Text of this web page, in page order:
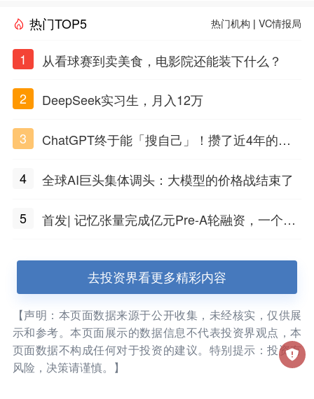
热门TOP5 热门机构 |VC情报局
1 从看球赛到卖美食，电影院还能装下什么？
2 DeepSeek实习生，月入12万
3
ChatGPT终于能「搜自己」！攒了近4年的对
4
全球AI巨头集体调头：大模型的价格战结束了
5
首发| 记忆张量完成亿元Pre-A轮融资，一个上
去投资界看更多精彩内容
【声明：本页面数据来源于公开收集，未经核实，仅供展
示和参考。本页面展示的数据信息不代表投资界观点，本
页面数据不构成任何对于投资的建议。特别提示：投资有
风险，决策请谨慎。】